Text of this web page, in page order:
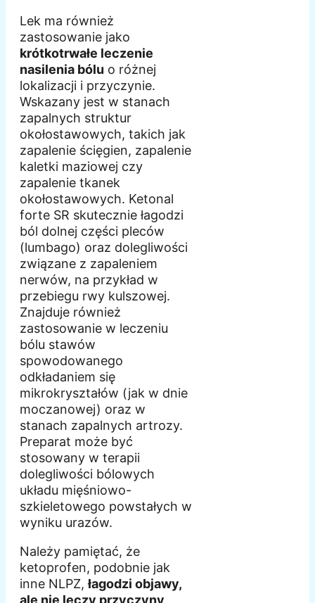
Lek ma również
zastosowanie jako
krótkotrwałe leczenie
nasilenia bólu o różnej
lokalizacji i przyczynie.
Wskazany jest w stanach
zapalnych struktur
okołostawowych, takich jak
zapalenie ścięgien, zapalenie
kaletki maziowej czy
zapalenie tkanek
okołostawowych. Ketonal
forte SR skutecznie łagodzi
ból dolnej części pleców
(lumbago) oraz dolegliwości
związane z zapaleniem
nerwów, na przykład w
przebiegu rwy kulszowej.
Znajduje również
zastosowanie w leczeniu
bólu stawów
spowodowanego
odkładaniem się
mikrokryształów (jak w dnie
moczanowej) oraz w
stanach zapalnych artrozy.
Preparat może być
stosowany w terapii
dolegliwości bólowych
układu mięśniowo-
szkieletowego powstałych w
wyniku urazów.
Należy pamiętać, że
ketoprofen, podobnie jak
inne NLPZ,łagodzi objawy,
ale nie leczy przyczyny